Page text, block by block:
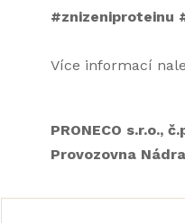
#znizeniproteinu
Více informací
PRONECO s.r.o.,
Provozovna